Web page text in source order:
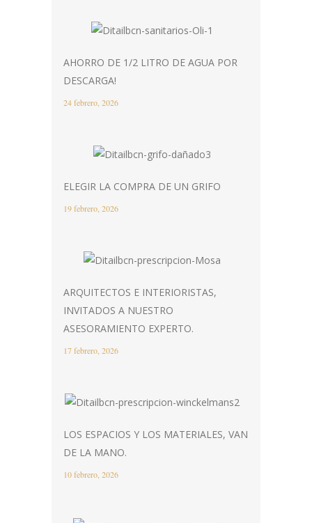
AHORRO DE 1/2 LITRO DE AGUA POR
DESCARGA!
24 febrero, 2026
ELEGIR LA COMPRA DE UN GRIFO
19 febrero, 2026
ARQUITECTOS E INTERIORISTAS,
INVITADOS A NUESTRO
ASESORAMIENTO EXPERTO.
17 febrero, 2026
LOS ESPACIOS Y LOS MATERIALES, VAN
DE LA MANO.
10 febrero, 2026